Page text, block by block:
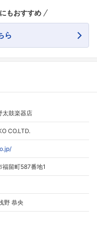
た
しませんか？
もおすすめ
ら
太鼓楽器店
CO.LTD.
福留町587番地1
野 恭央